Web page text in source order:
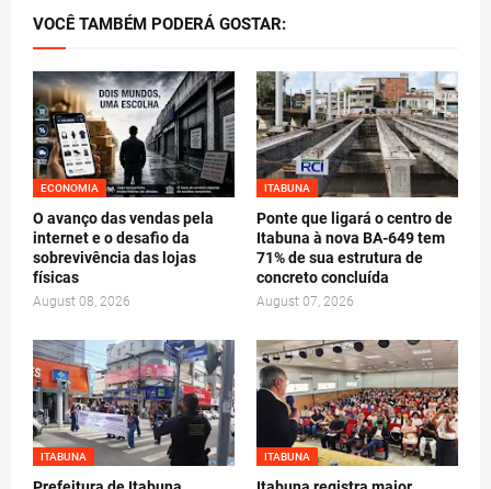
VOCÊ TAMBÉM PODERÁ GOSTAR:
ECONOMIA
O avanço das vendas pela
internet e o desafio da
sobrevivência das lojas
físicas
August 08, 2026
ITABUNA
Ponte que ligará o centro de
Itabuna à nova BA-649 tem
71% de sua estrutura de
concreto concluída
August 07, 2026
ITABUNA ITABUNA